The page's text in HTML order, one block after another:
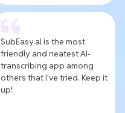
SubEasy.al is the most
friendly and neatest AI-
transcribing app among
others that I've tried. Keep it
up!